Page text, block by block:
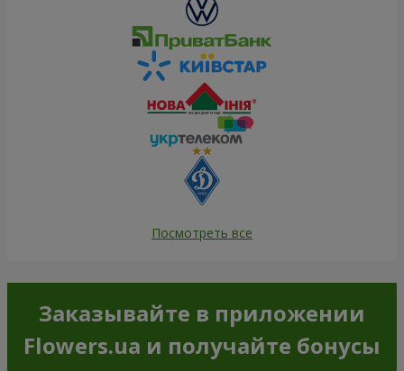
Посмотреть все
Заказывайте в приложении
Flowers.ua и получайте бонусы